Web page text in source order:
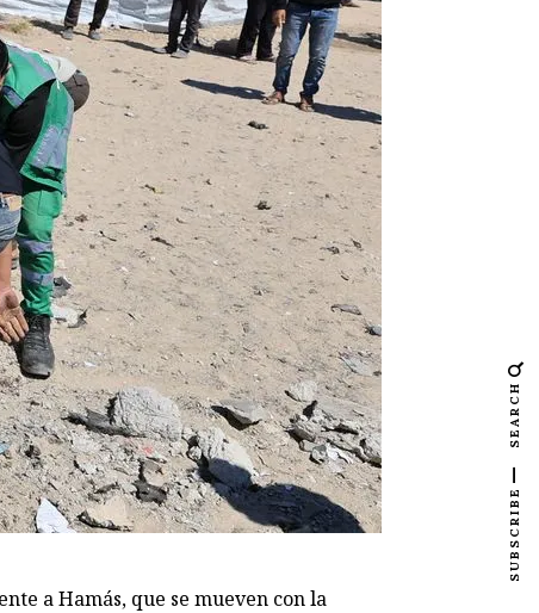
a Hamás, que se mueven con la
SEARCH
SUBSCRIBE